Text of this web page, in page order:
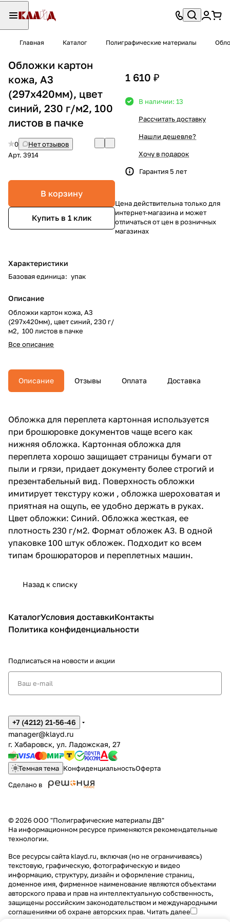
Главная Каталог Полиграфические материалы
Обложки картон
кожа, А3
(297х420мм), цвет
синий, 230 г/м2, 100
листов в пачке
0
Нет отзывов
Арт. 3914
В корзину
Купить в 1 клик
Характеристики
Базовая единица: упак
Описание
Обложки картон кожа, А3
(297х420мм), цвет синий, 230 г/
м2, 100 листов в пачке
Все описание
1 610 ₽
В наличии: 13
Рассчитать доставку
Нашли дешевле?
Хочу в подарок
Гарантия 5 лет
Цена действительна только для
интернет-магазина и может
отличаться от цен в розничных
магазинах
Описание Отзывы Оплата Доставка
Обложка для переплета картонная используется
при брошюровке документов чаще всего как
нижняя обложка. Картонная обложка для
переплета хорошо защищает страницы бумаги от
пыли и грязи, придает документу более строгий и
презентабельный вид. Поверхность обложки
имитирует текстуру кожи , обложка шероховатая и
приятная на ощупь, ее удобно держать в руках.
Цвет обложки: Синий. Обложка жесткая, ее
плотность 230 г/м2. Формат обложек А3. В одной
упаковке 100 штук обложек. Подходит ко всем
типам брошюраторов и переплетных машин.
Назад к списку
КаталогУсловия доставкиКонтакты
Политика конфиденциальности
Подписаться на новости и акции
+7 (4212) 21-56-46
manager@klayd.ru
г. Хабаровск, ул. Ладожская, 27
Темная тема КонфиденциальностьОферта
Сделано в
© 2026 ООО "Полиграфические материалы ДВ"
На информационном ресурсе применяются рекомендательные
технологии.
Все ресурсы сайта klayd.ru, включая (но не ограничиваясь)
текстовую, графическую, фотографическую и видео
информацию, структуру, дизайн и оформление страниц,
доменное имя, фирменное наименование являются объектами
авторского права и прав на интеллектуальную собственность,
защищены российским законодательством и международными
соглашениями об охране авторских прав. Читать далее